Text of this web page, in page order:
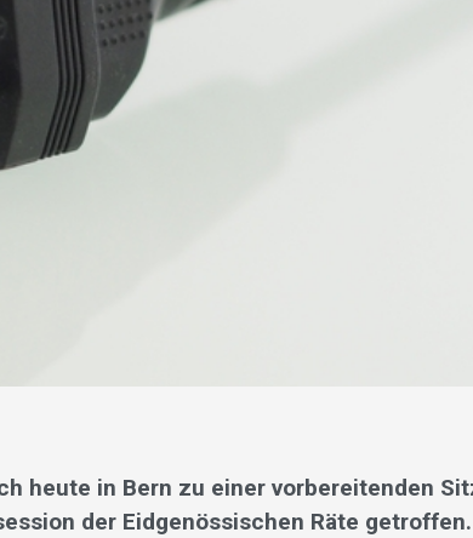
heute in Bern zu einer vorbereitenden
der Eidgenössischen Räte